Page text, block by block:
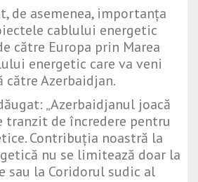
de asemenea, importanța
cablului energetic
către Europa prin Marea
energetic care va veni
către Azerbaidjan.
„Azerbaidjanul joacă
tranzit de încredere pentru
Contribuția noastră la
nu se limitează doar la
sau la Coridorul sudic al